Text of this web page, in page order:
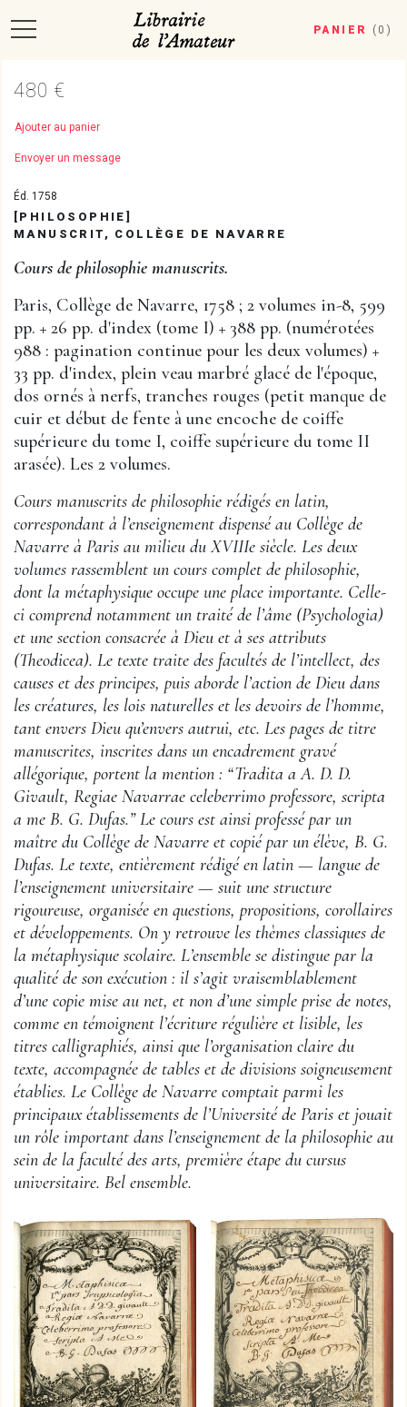
PANIER ( 0 )
480 €
Ajouter au panier
Envoyer un message
Éd. 1758
[PHILOSOPHIE]
MANUSCRIT, COLLÈGE DE NAVARRE
Cours de philosophie manuscrits.
Paris, Collège de Navarre, 1758 ; 2 volumes in-8, 599
pp. + 26 pp. d'index (tome I) + 388 pp. (numérotées
988 : pagination continue pour les deux volumes) +
33 pp. d'index, plein veau marbré glacé de l'époque,
dos ornés à nerfs, tranches rouges (petit manque de
cuir et début de fente à une encoche de coiffe
supérieure du tome I, coiffe supérieure du tome II
arasée). Les 2 volumes.
Cours manuscrits de philosophie rédigés en latin,
correspondant à l’enseignement dispensé au Collège de
Navarre à Paris au milieu du XVIIIe siècle. Les deux
volumes rassemblent un cours complet de philosophie,
dont la métaphysique occupe une place importante. Celle-
ci comprend notamment un traité de l’âme (Psychologia)
et une section consacrée à Dieu et à ses attributs
(Theodicea). Le texte traite des facultés de l’intellect, des
causes et des principes, puis aborde l’action de Dieu dans
les créatures, les lois naturelles et les devoirs de l’homme,
tant envers Dieu qu’envers autrui, etc. Les pages de titre
manuscrites, inscrites dans un encadrement gravé
allégorique, portent la mention : “Tradita a A. D. D.
Givault, Regiae Navarrae celeberrimo professore, scripta
a me B. G. Dufas.” Le cours est ainsi professé par un
maître du Collège de Navarre et copié par un élève, B. G.
Dufas. Le texte, entièrement rédigé en latin — langue de
l’enseignement universitaire — suit une structure
rigoureuse, organisée en questions, propositions, corollaires
et développements. On y retrouve les thèmes classiques de
la métaphysique scolaire. L’ensemble se distingue par la
qualité de son exécution : il s’agit vraisemblablement
d’une copie mise au net, et non d’une simple prise de notes,
comme en témoignent l’écriture régulière et lisible, les
titres calligraphiés, ainsi que l’organisation claire du
texte, accompagnée de tables et de divisions soigneusement
établies. Le Collège de Navarre comptait parmi les
principaux établissements de l’Université de Paris et jouait
un rôle important dans l’enseignement de la philosophie au
sein de la faculté des arts, première étape du cursus
universitaire. Bel ensemble.